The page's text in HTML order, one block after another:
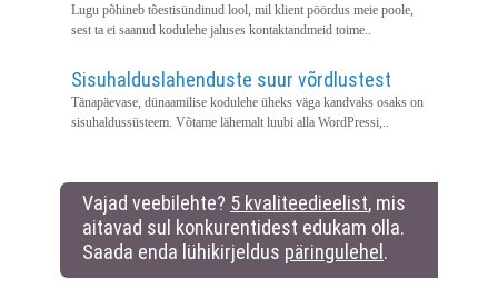
Lugu põhineb tõestisündinud lool, mil klient pöördus meie poole,
sest ta ei saanud kodulehe jaluses kontaktandmeid toime..
Sisuhalduslahenduste suur võrdlustest
Tänapäevase, dünaamilise kodulehe üheks väga kandvaks osaks on
sisuhaldussüsteem. Võtame lähemalt luubi alla WordPressi,..
Vajad veebilehte? 5 kvaliteedieelist, mis
aitavad sul konkurentidest edukam olla.
Saada enda lühikirjeldus päringulehel .